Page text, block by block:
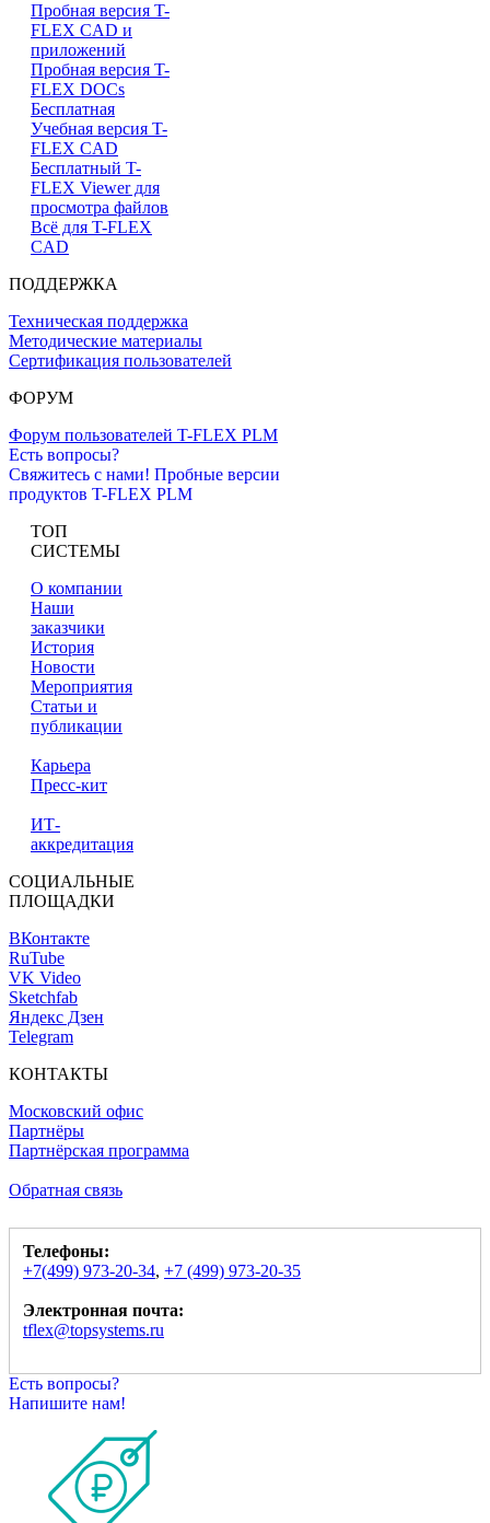
Пробная версия T-
FLEX CAD и
приложений
Пробная версия T-
FLEX DOCs
Бесплатная
Учебная версия T-
FLEX CAD
Бесплатный T-
FLEX Viewer для
просмотра файлов
Всё для T-FLEX
CAD
ПОДДЕРЖКА
Техническая поддержка
Методические материалы
Сертификация пользователей
ФОРУМ
Форум пользователей T-FLEX PLM
Есть вопросы?
Свяжитесь с нами! Пробные версии
продуктов T-FLEX PLM
ТОП
СИСТЕМЫ
О компании
Наши
заказчики
История
Новости
Мероприятия
Статьи и
публикации
Карьера
Пресс-кит
ИТ-
аккредитация
СОЦИАЛЬНЫЕ
ПЛОЩАДКИ
ВКонтакте
RuTube
VK Video
Sketchfab
Яндекс Дзен
Telegram
КОНТАКТЫ
Московский офис
Партнёры
Партнёрская программа
Обратная связь
Телефоны:
+7(499) 973-20-34, +7 (499) 973-20-35
Электронная почта:
tflex@topsystems.ru
Есть вопросы?
Напишите нам!